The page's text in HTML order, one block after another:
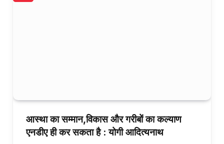
आस्था का सम्मान,विकास और गरीबों का कल्याण
एनडीए ही कर सकता है : योगी आदित्यनाथ